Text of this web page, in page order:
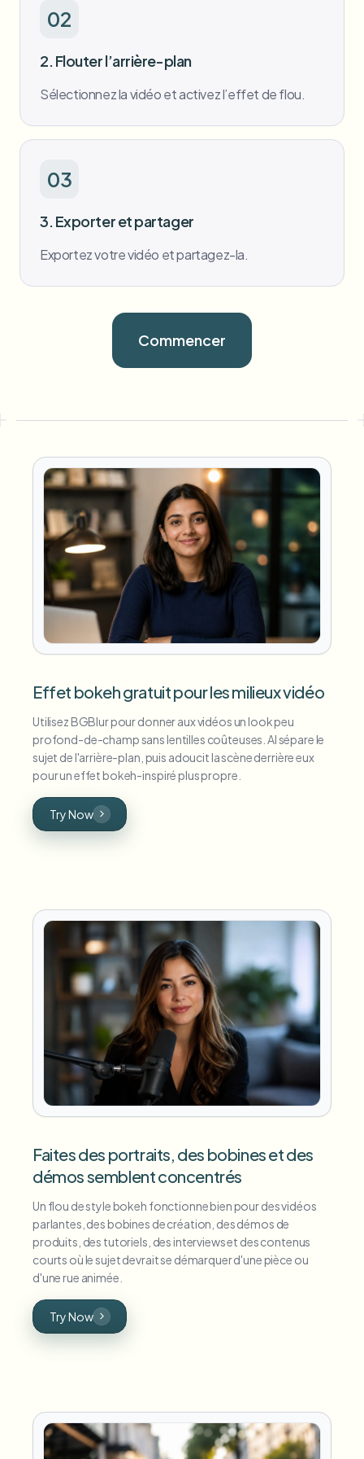
02
2. Flouter l’arrière-plan
Sélectionnez la vidéo et activez l’effet de flou.
03
3. Exporter et partager
Exportez votre vidéo et partagez-la.
Commencer
Effet bokeh gratuit pour les milieux vidéo
Utilisez BGBlur pour donner aux vidéos un look peu
profond-de-champ sans lentilles coûteuses. AI sépare le
sujet de l'arrière-plan, puis adoucit la scène derrière eux
pour un effet bokeh-inspiré plus propre.
Try Now
Faites des portraits, des bobines et des
démos semblent concentrés
Un flou de style bokeh fonctionne bien pour des vidéos
parlantes, des bobines de création, des démos de
produits, des tutoriels, des interviews et des contenus
courts où le sujet devrait se démarquer d'une pièce ou
d'une rue animée.
Try Now